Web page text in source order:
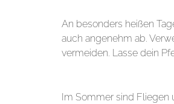
An besonders heißen
auch angenehm ab.
vermeiden. Lasse dein
Im Sommer sind